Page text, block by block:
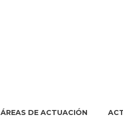
ÁREAS DE ACTUACIÓN